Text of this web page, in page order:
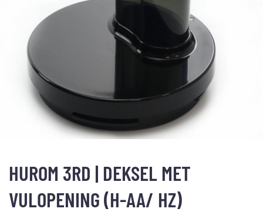
HUROM 3RD | DEKSEL MET
VULOPENING (H-AA/ HZ)